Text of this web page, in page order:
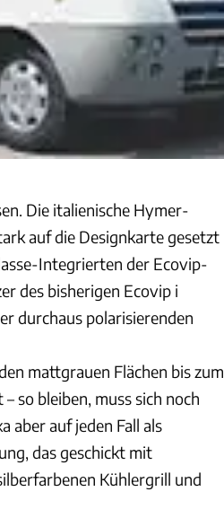
Die italienische Hymer-
auf die Designkarte gesetzt
Integrierten der Ecovip-
des bisherigen Ecovip i
durchaus polarisierenden
mattgrauen Flächen bis zum
so bleiben, muss sich noch
aber auf jeden Fall als
das geschickt mit
Kühlergrill und